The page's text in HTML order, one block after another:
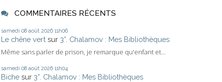
COMMENTAIRES RÉCENTS
samedi 08 août 2026 11h06
Le chêne vert sur 3°. Chalamov : Mes Bibliothèques
Même sans parler de prison, je remarque qu'enfant et...
samedi 08 août 2026 11h04
Biche sur 3°. Chalamov : Mes Bibliothèques